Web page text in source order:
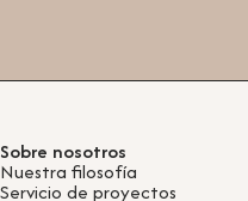
Sobre nosotros
Nuestra filosofía
Servicio de proyectos